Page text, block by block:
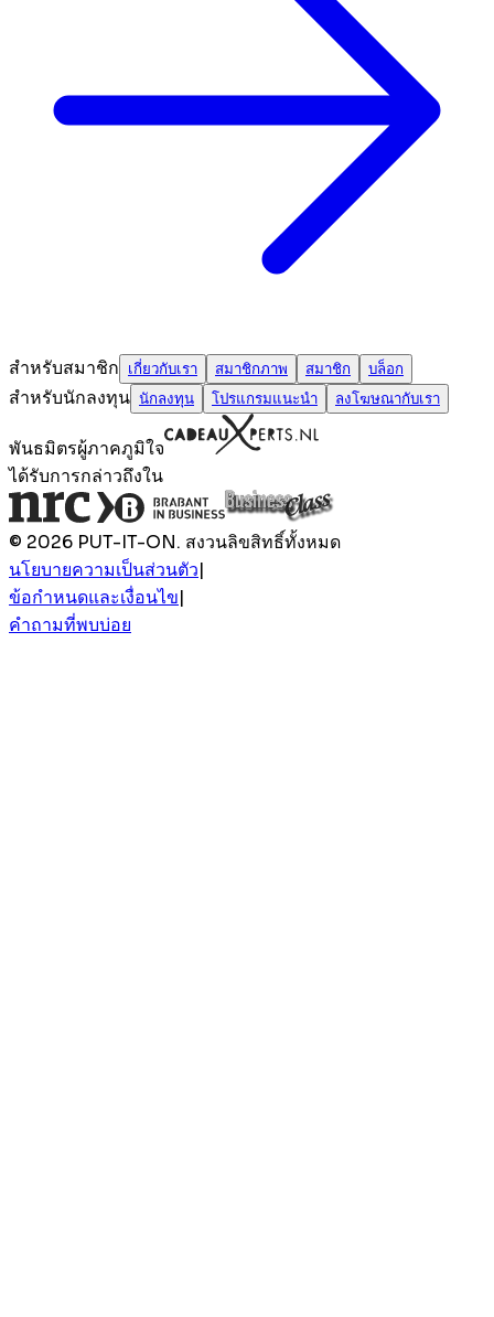
สำหรับสมาชิก เกี่ยวกับเรา สมาชิกภาพ สมาชิก บล็อก
สำหรับนักลงทุน นักลงทุน โปรแกรมแนะนำ ลงโฆษณากับเรา
พันธมิตรผู้ภาคภูมิใจ
ได้รับการกล่าวถึงใน
© 2026 PUT-IT-ON. สงวนลิขสิทธิ์ทั้งหมด
นโยบายความเป็นส่วนตัว|
ข้อกำหนดและเงื่อนไข|
คำถามที่พบบ่อย